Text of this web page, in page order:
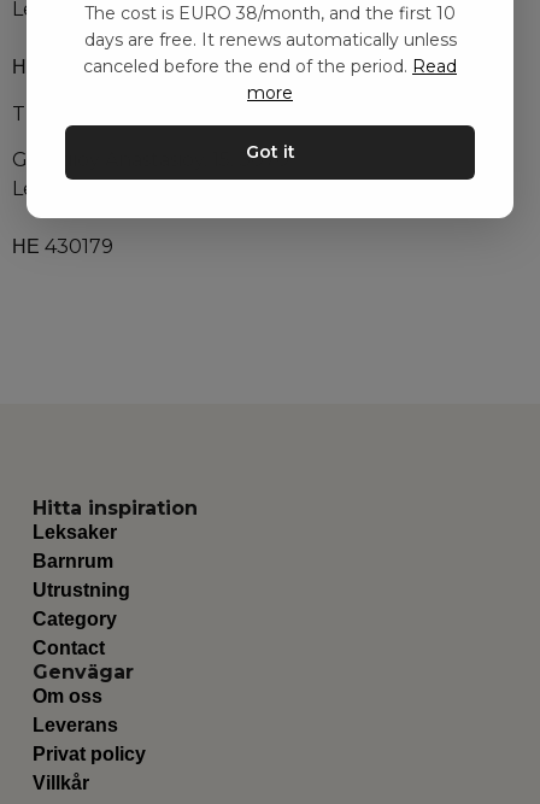
Lemesos, Cyprus
ΗΕ 430179
TIGLIANO LTD
Georgioy Anastasioy, 15, 3070
Lemesos, Cyprus
ΗΕ 430179
Hitta inspiration
Leksaker
Barnrum
Utrustning
Category
Contact
Genvägar
Om oss
Leverans
Privat policy
Villkår
The cost is EURO 38/month, and the first 10
days are free. It renews automatically unless
canceled before the end of the period. Read
more
Got it